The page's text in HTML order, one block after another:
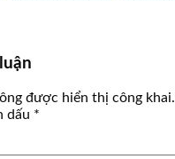
được hiển thị công khai.
dấu *